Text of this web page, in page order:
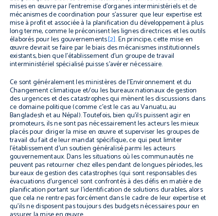
mises en œuvre par l’entremise d’organes interministériels et de
mécanismes de coordination pour s’assurer que leur expertise est
mise à profit et associée à la planification du développement à plus
long terme, comme le préconisent les lignes directrices et les outils
élaborés pour les gouvernements[2]. En principe, cette mise en
œuvre devrait se faire par le biais des mécanismes institutionnels
existants, bien que l’établissement d’un groupe de travail
interministériel spécialisé puisse s’avérer nécessaire.
Ce sont généralement les ministères de l’Environnement et du
Changement climatique et/ou les bureaux nationaux de gestion
des urgences et des catastrophes qui mènent les discussions dans
ce domaine politique (comme c’est le cas au Vanuatu, au
Bangladesh et au Népal). Toutefois, bien qu’ils puissent agir en
promoteurs, ils ne sont pas nécessairement les acteurs les mieux
placés pour diriger la mise en œuvre et superviser les groupes de
travail du fait de leur mandat spécifique, ce qui peut limiter
l’établissement d’un soutien généralisé parmi les acteurs
gouvernementaux. Dans les situations où les communautés ne
peuvent pas retourner chez elles pendant de longues périodes, les
bureaux de gestion des catastrophes (qui sont responsables des
évacuations d’urgence) sont confrontés à des défis en matière de
planification portant sur l’identification de solutions durables, alors
que cela ne rentre pas forcément dans le cadre de leur expertise et
qu’ils ne disposent pas toujours des budgets nécessaires pour en